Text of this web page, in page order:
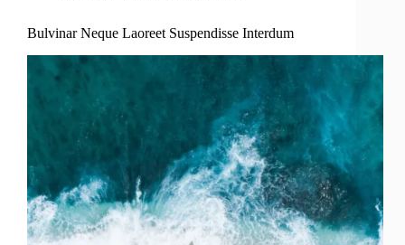
Bulvinar Neque Laoreet Suspendisse Interdum